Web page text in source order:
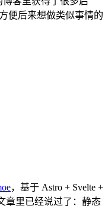
便后来想做类似事情的
，基于 Astro + Svelte +
章里已经说过了：静态